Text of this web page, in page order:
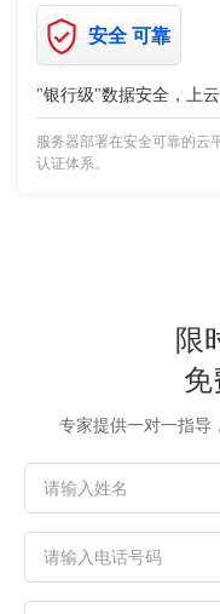
安全 可靠
"银行级"数据安全，上
服务器部署在安全可靠的云
认证体系。
限
免
专家提供一对一指导